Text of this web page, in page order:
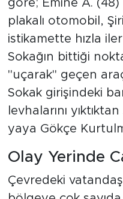
göre; Emine A. (48)
plakalı otomobil,
istikamette hızla
Sokağın bittiği
"uçarak" geçen
Sokak girişindeki
levhalarını
yaya Gökçe
Olay Yerinde
Çevredeki